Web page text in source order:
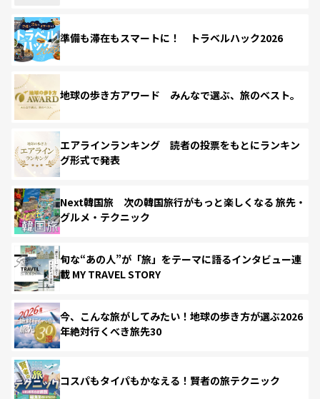
準備も滞在もスマートに！ トラベルハック2026
地球の歩き方アワード みんなで選ぶ、旅のベスト。
エアラインランキング 読者の投票をもとにランキン
グ形式で発表
Next韓国旅 次の韓国旅行がもっと楽しくなる 旅先・
グルメ・テクニック
旬な“あの人”が「旅」をテーマに語るインタビュー連
載 MY TRAVEL STORY
今、こんな旅がしてみたい！地球の歩き方が選ぶ2026
年絶対行くべき旅先30
コスパもタイパもかなえる！賢者の旅テクニック